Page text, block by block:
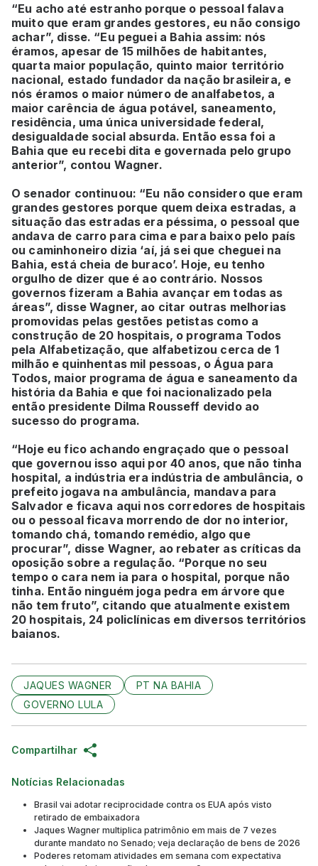
“Eu acho até estranho porque o pessoal falava
muito que eram grandes gestores, eu não consigo
achar”, disse. “Eu peguei a Bahia assim: nós
éramos, apesar de 15 milhões de habitantes,
quarta maior população, quinto maior território
nacional, estado fundador da nação brasileira, e
nós éramos o maior número de analfabetos, a
maior carência de água potável, saneamento,
residência, uma única universidade federal,
desigualdade social absurda. Então essa foi a
Bahia que eu recebi dita e governada pelo grupo
anterior”, contou Wagner.
O senador continuou: “Eu não considero que eram
grandes gestores porque quem deixa estradas, a
situação das estradas era péssima, o pessoal que
andava de carro para cima e para baixo pelo país
ou caminhoneiro dizia ‘aí, já sei que cheguei na
Bahia, está cheia de buraco’. Hoje, eu tenho
orgulho de dizer que é ao contrário. Nossos
governos fizeram a Bahia avançar em todas as
áreas”, disse Wagner, ao citar outras melhorias
promovidas pelas gestões petistas como a
construção de 20 hospitais, o programa Todos
pela Alfabetização, que alfabetizou cerca de 1
milhão e quinhentas mil pessoas, o Água para
Todos, maior programa de água e saneamento da
história da Bahia e que foi nacionalizado pela
então presidente Dilma Rousseff devido ao
sucesso do programa.
“Hoje eu fico achando engraçado que o pessoal
que governou isso aqui por 40 anos, que não tinha
hospital, a indústria era indústria de ambulância, o
prefeito jogava na ambulância, mandava para
Salvador e ficava aqui nos corredores de hospitais
ou o pessoal ficava morrendo de dor no interior,
tomando chá, tomando remédio, algo que
procurar”, disse Wagner, ao rebater as críticas da
oposição sobre a regulação. “Porque no seu
tempo o cara nem ia para o hospital, porque não
tinha. Então ninguém joga pedra em árvore que
não tem fruto”, citando que atualmente existem
20 hospitais, 24 policlínicas em diversos territórios
baianos.
JAQUES WAGNER
PT NA BAHIA
GOVERNO LULA
Compartilhar
Notícias Relacionadas
Brasil vai adotar reciprocidade contra os EUA após visto
retirado de embaixadora
Jaques Wagner multiplica patrimônio em mais de 7 vezes
durante mandato no Senado; veja declaração de bens de 2026
Poderes retomam atividades em semana com expectativa